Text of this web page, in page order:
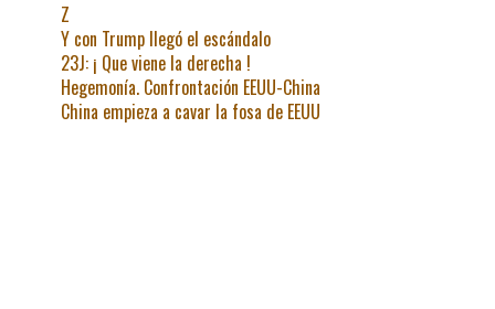
Z
Y con Trump llegó el escándalo
23J: ¡ Que viene la derecha !
Hegemonía. Confrontación EEUU-China
China empieza a cavar la fosa de EEUU